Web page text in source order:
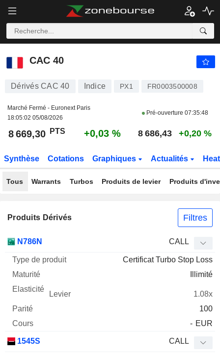
CAC 40
CAC 40
Dérivés CAC 40 Indice PX1 FR0003500008
Marché Fermé - Euronext Paris
18:05:02 05/08/2026
Pré-ouverture 07:35:48
8 669,30 PTS +0,03 % 8 686,43 +0,20 %
Synthèse Cotations Graphiques Actualités
Tous Warrants Turbos Produits de levier Produits
Produits Dérivés Filtres
Mnemo Type produit
Elasticité Levier Parité
N786N CALL
Certificat Turbo Stop Loss
Illimité
1.08x
100
- EUR
1545S CALL